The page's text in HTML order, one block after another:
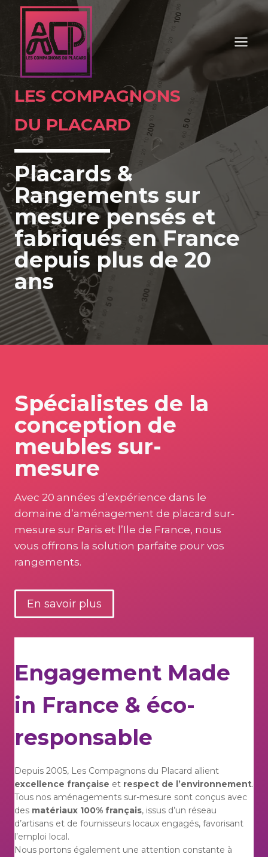
Aller
contenu
LES COMPAGNONS
DU PLACARD
Placards &
Rangements sur
mesure pensés et
fabriqués en France
depuis plus de 20
ans
Spécialistes de la
conception de
meubles sur-
mesure
Avec 20 années d’expérience dans le
domaine d’aménagement de placard sur-
mesure sur Paris et l’Ile de France, nous
vous offrons la solution parfaite pour vos
rangements.
En savoir plus
Engagement Made
in France & éco-
responsable
Depuis 2005, Les Compagnons du Placard allient
excellence française et respect de l’environnement.
Tous nos aménagements sur-mesure sont conçus avec
des matériaux 100% français, issus d’un réseau
d’artisans et de fournisseurs locaux engagés, favorisant
l’emploi local.
Nous portons également une attention constante à